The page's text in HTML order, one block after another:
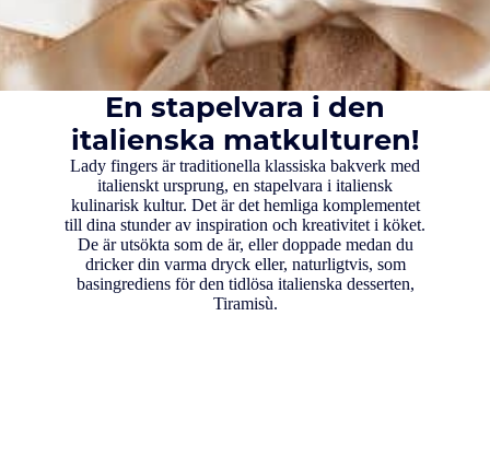
En stapelvara i den
italienska matkulturen!
Lady fingers är traditionella klassiska bakverk med
italienskt ursprung, en stapelvara i italiensk
kulinarisk kultur. Det är det hemliga komplementet
till dina stunder av inspiration och kreativitet i köket.
De är utsökta som de är, eller doppade medan du
dricker din varma dryck eller, naturligtvis, som
basingrediens för den tidlösa italienska desserten,
Tiramisù.